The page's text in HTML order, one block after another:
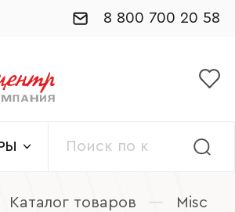
8 800 700 20 58
Каталог товаров —
Misc